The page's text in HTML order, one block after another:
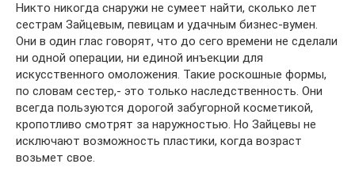
Никто никогда снаружи не сумеет найти, сколько лет
сестрам Зайцевым, певицам и удачным бизнес-вумен.
Они в один глас говорят, что до сего времени не сделали
ни одной операции, ни единой инъекции для
искусственного омоложения. Такие роскошные формы,
по словам сестер,- это только наследственность. Они
всегда пользуются дорогой забугорной косметикой,
кропотливо смотрят за наружностью. Но Зайцевы не
исключают возможность пластики, когда возраст
возьмет свое.